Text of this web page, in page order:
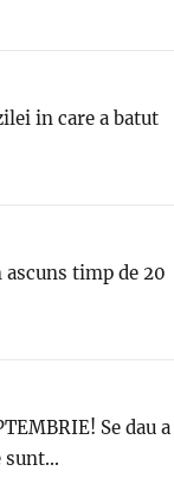
in care a batut
timp de 20
Se dau a
sunt...